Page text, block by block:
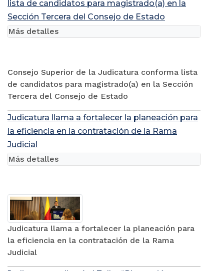
lista de candidatos para magistrado(a) en la
Sección Tercera del Consejo de Estado
Consejo Superior de la Judicatura conforma lista
de candidatos para magistrado(a) en la Sección
Tercera del Consejo de Estado
Más detalles
Judicatura llama a fortalecer la planeación para
la eficiencia en la contratación de la Rama
Judicial
Judicatura llama a fortalecer la planeación para
la eficiencia en la contratación de la Rama
Judicial
Más detalles